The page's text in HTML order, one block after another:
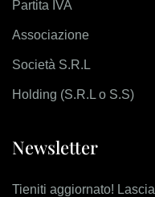
Partita IVA
Associazione
Società S.R.L
Holding (S.R.L o S.S)
Newsletter
Tieniti aggiornato!